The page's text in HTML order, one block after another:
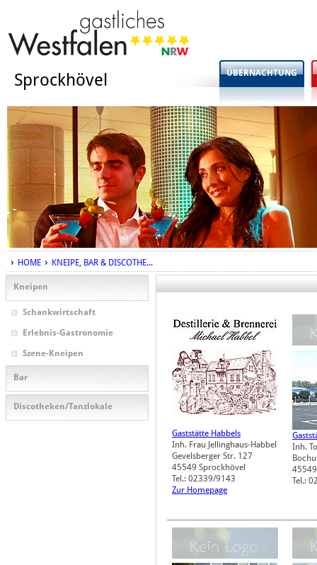
Sprockhövel ÜBERNACHTUNG
HOME KNEIPE, BAR & DISCOTHE...
Kneipen
Schankwirtschaft
Erlebnis-Gastronomie
Szene-Kneipen
Bar
Discotheken/Tanzlokale
Gaststätte Habbels
Inh. Frau Jellinghaus-Habbel
Gevelsberger Str. 127
45549 Sprockhövel
Tel.: 02339/9143
Zur Homepage
Inh.
45549
Tel.: